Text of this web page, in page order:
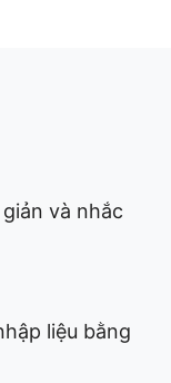
và nhắc
liệu bằng